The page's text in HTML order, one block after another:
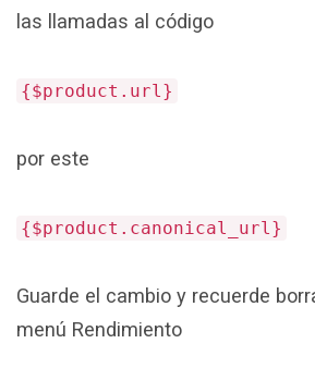
las llamadas al código
{$product.url}
por este
{$product.canonical_url}
Guarde el cambio y recuerde
menú Rendimiento